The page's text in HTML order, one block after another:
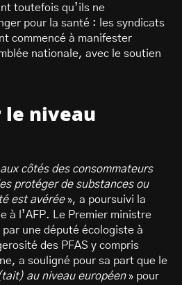
toutefois qu’ils ne
pour la santé : les syndicats
commencé à manifester
nationale, avec le soutien
le niveau
côtés des consommateurs
protéger de substances ou
est avérée», a poursuivi la
à l’AFP. Le Premier ministre
une député écologiste à
des PFAS y compris
a souligné pour sa part que le
au niveau européen» pour